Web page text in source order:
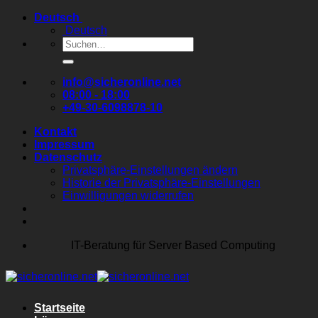
Zum
springen
Deutsch
Deutsch
Suchen
nach:
info@sicheronline.net
08:00 - 18:00
+49-30-6098878-10
Kontakt
Impressum
Datenschutz
Privatsphäre-Einstellungen ändern
Historie der Privatsphäre-Einstellungen
Einwilligungen widerrufen
IT-Beratung für Server Based Computing
Startseite